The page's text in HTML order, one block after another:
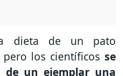
dieta de un pato
pero los científicosse
de un ejemplar una